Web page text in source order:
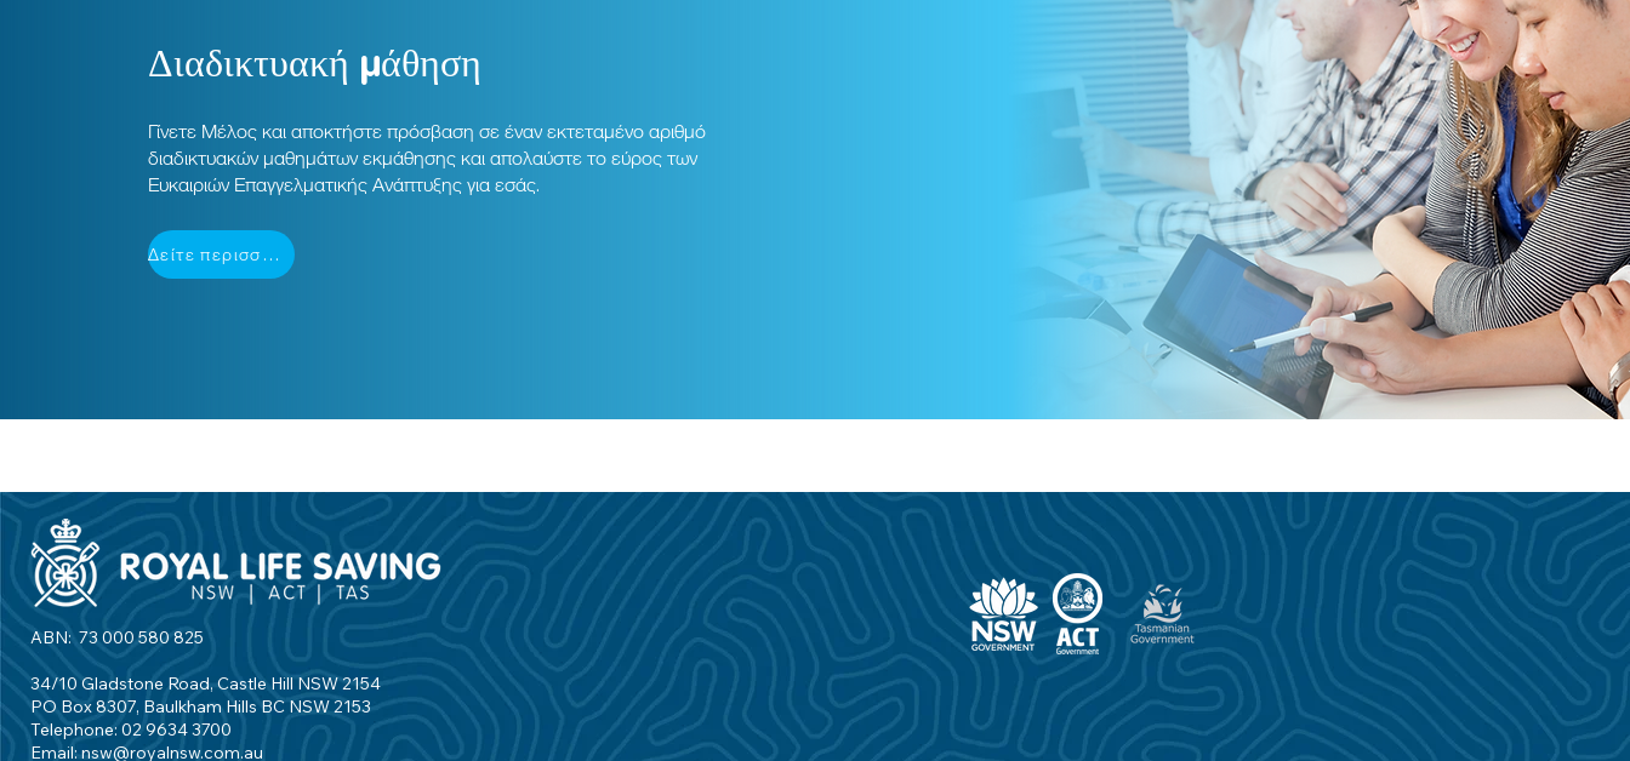
Διαδικτυακή μάθηση
Γίνετε Μέλος και αποκτήστε πρόσβαση σε έναν εκτεταμένο αριθμό
διαδικτυακών μαθημάτων εκμάθησης και απολαύστε το εύρος των
Ευκαιριών Επαγγελματικής Ανάπτυξης για εσάς.
Δείτε περισσότερα
ABN: 73 000 580 825
34/10 Gladstone Road, Castle Hill NSW 2154
PO Box 8307, Baulkham Hills BC NSW 2153
Telephone: 02 9634 3700
Email: nsw@royalnsw.com.au